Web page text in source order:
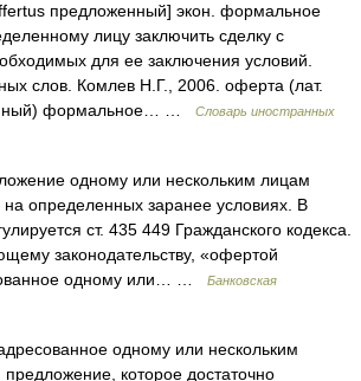
предложенный] экон. формальное
лицу заключить сделку с
для ее заключения условий.
слов. Комлев Н.Г., 2006. оферта (лат.
формальное… …
Словарь иностранных
одному или нескольким лицам
на определенных заранее условиях. В
ст. 435 449 Гражданского кодекса.
законодательству, «офертой
одному или… …
Банковская
одному или нескольким
которое достаточно